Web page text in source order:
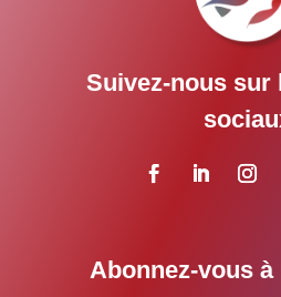
Suivez-nous sur
Abonnez-vous